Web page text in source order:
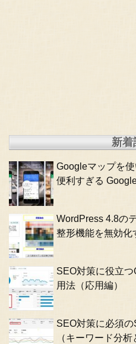
新着
Googleマップを
便利すぎる
WordPress 4.8の
整形機能を無効化
SEO対策に役立
用法（応用編）
SEO対策に必須
（キーワード分析